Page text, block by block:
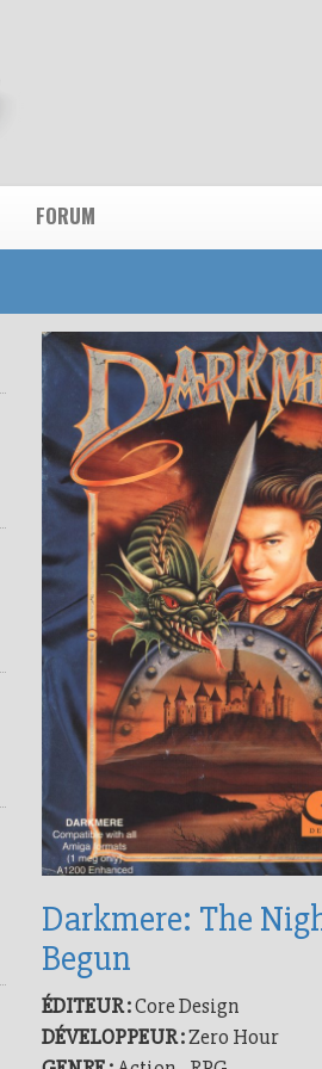
FORUM
Darkmere: The
Begun
ÉDITEUR :Core Design
DÉVELOPPEUR :Zero Hour